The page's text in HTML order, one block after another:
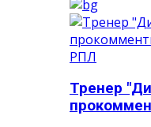
Тренер